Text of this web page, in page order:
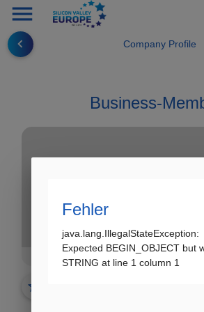
menu
navigate_before Company Profile
Business-
Schaaf & Herde
star_border
Fehler
java.lang.IllegalStateException:
Expected BEGIN_OBJECT but
STRING at line 1 column 1